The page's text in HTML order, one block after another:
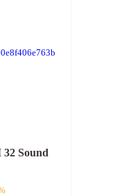
32 Sound